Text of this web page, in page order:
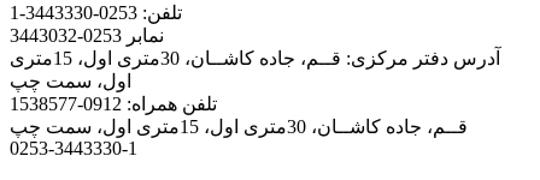
تلفن: 0253-3443330-1
نمابر 0253-3443032
آدرس دفتر مرکزی:
قــم، جاده کاشــان، 30متری اول، 15متری
اول، سمت چپ
تلفن همراه: 0912-1538577
قــم، جاده کاشــان، 30متری اول، 15متری اول، سمت چپ
0253-3443330-1